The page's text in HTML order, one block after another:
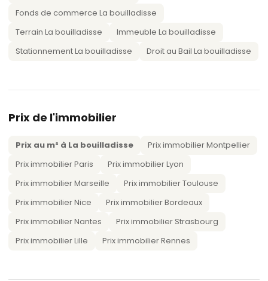
Fonds de commerce La bouilladisse
Terrain La bouilladisse
Immeuble La bouilladisse
Stationnement La bouilladisse
Droit au Bail La bouilladisse
Prix de l'immobilier
Prix au m² à La bouilladisse
Prix immobilier Montpellier
Prix immobilier Paris
Prix immobilier Lyon
Prix immobilier Marseille
Prix immobilier Toulouse
Prix immobilier Nice
Prix immobilier Bordeaux
Prix immobilier Nantes
Prix immobilier Strasbourg
Prix immobilier Lille
Prix immobilier Rennes